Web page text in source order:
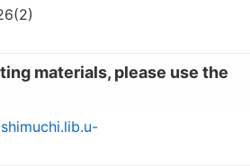
materials, please use the